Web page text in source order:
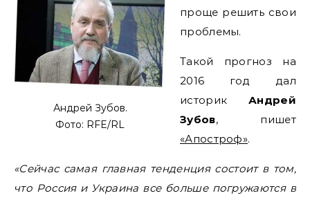
Андрей Зубов.
Фото: RFE/RL
проще решить свои
проблемы.
Такой прогноз на
2016 год дал
историкАндрей
Зубов, пишет
«Апостроф».
«Сейчас самая главная тенденция состоит в том,
что Россия и Украина все больше погружаются в